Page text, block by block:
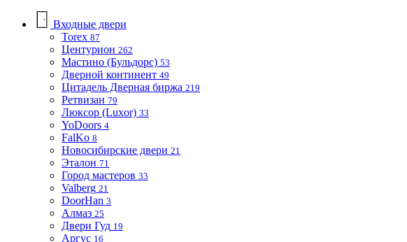
Входные двери
Torex 87
Центурион 262
Мастино (Бульдорс) 53
Дверной континент 49
Цитадель Дверная биржа 219
Ретвизан 79
Люксор (Luxor) 33
YoDoors 4
FalKo 8
Новосибирские двери 21
Эталон 71
Город мастеров 33
Valberg 21
DoorHan 3
Алмаз 25
Двери Гуд 19
Аргус 16